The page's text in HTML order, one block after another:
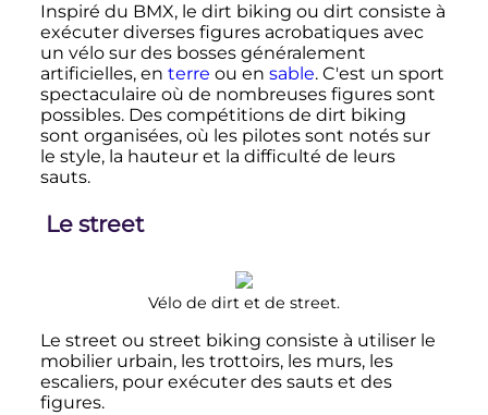
Inspiré du BMX, le dirt biking ou dirt consiste à
exécuter diverses figures acrobatiques avec
un vélo sur des bosses généralement
artificielles, en terre ou en sable. C'est un sport
spectaculaire où de nombreuses figures sont
possibles. Des compétitions de dirt biking
sont organisées, où les pilotes sont notés sur
le style, la hauteur et la difficulté de leurs
sauts.
Le street
Vélo de dirt et de street.
Le street ou street biking consiste à utiliser le
mobilier urbain, les trottoirs, les murs, les
escaliers, pour exécuter des sauts et des
figures.